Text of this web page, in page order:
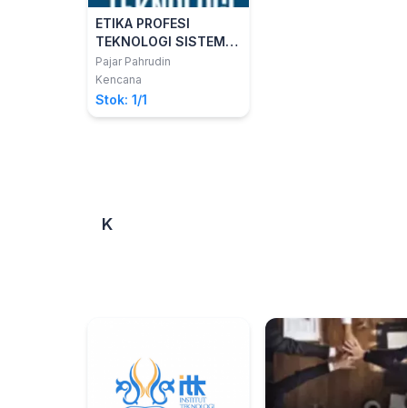
ETIKA PROFESI
TEKNOLOGI SISTEM
INFORMASI
Pajar Pahrudin
Kencana
Stok: 1/1
K